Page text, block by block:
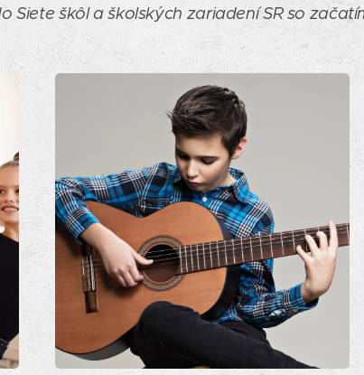
Siete škôl a školských zariadení SR so